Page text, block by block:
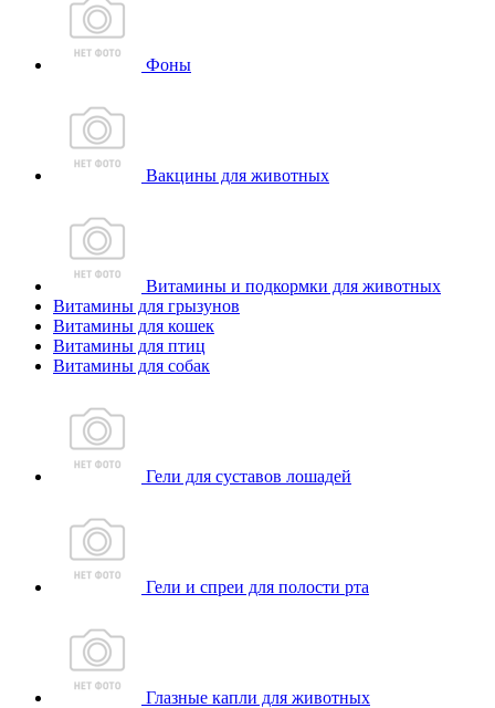
Фоны
Вакцины для животных
Витамины и подкормки для животных
Витамины для грызунов
Витамины для кошек
Витамины для птиц
Витамины для собак
Гели для суставов лошадей
Гели и спреи для полости рта
Глазные капли для животных